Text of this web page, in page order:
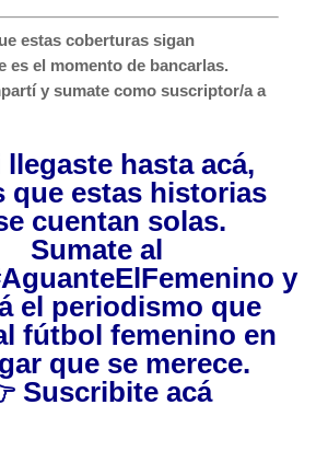
estas coberturas sigan
es el momento de bancarlas.
y sumate como suscriptor/a a
llegaste hasta acá,
que estas historias
cuentan solas.
Sumate al
y
el periodismo que
fútbol femenino en
que se merece.
Suscribite acá